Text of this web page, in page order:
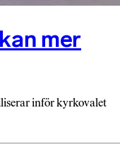
mer
inför kyrkovalet